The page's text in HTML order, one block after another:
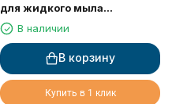
для жидкого мыла
настольный хром
В наличии
В корзину
Купить в 1 клик